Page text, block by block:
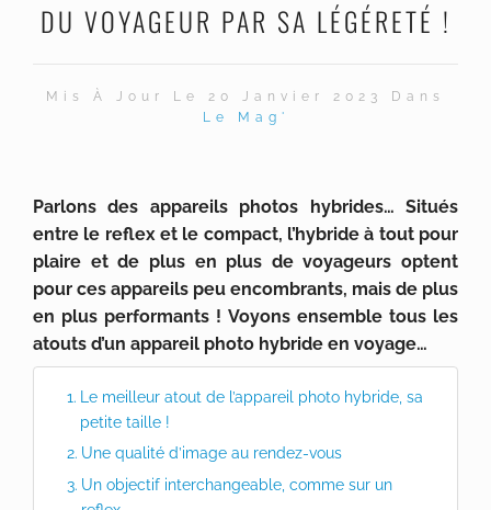
DU VOYAGEUR PAR SA LÉGÉRETÉ !
Mis À Jour Le 20 Janvier 2023 Dans
Le Mag'
Parlons des appareils photos hybrides… Situés
entre le reflex et le compact, l’hybride à tout pour
plaire et de plus en plus de voyageurs optent
pour ces appareils peu encombrants, mais de plus
en plus performants ! Voyons ensemble tous les
atouts d’un appareil photo hybride en voyage…
Le meilleur atout de l’appareil photo hybride, sa
petite taille !
Une qualité d’image au rendez-vous
Un objectif interchangeable, comme sur un